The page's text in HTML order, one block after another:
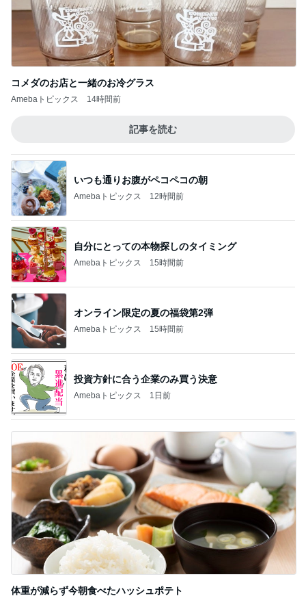
コメダのお店と一緒のお冷グラス
Amebaトピックス 14時間前
記事を読む
いつも通りお腹がペコペコの朝
Amebaトピックス 12時間前
自分にとっての本物探しのタイミング
Amebaトピックス 15時間前
オンライン限定の夏の福袋第2弾
Amebaトピックス 15時間前
投資方針に合う企業のみ買う決意
Amebaトピックス 1日前
体重が減らず今朝食べたハッシュポテト